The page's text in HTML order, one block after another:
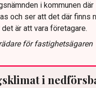
i kommunen där
och ser att det där finns
är att vara företagare.
för fastighetsägaren
i